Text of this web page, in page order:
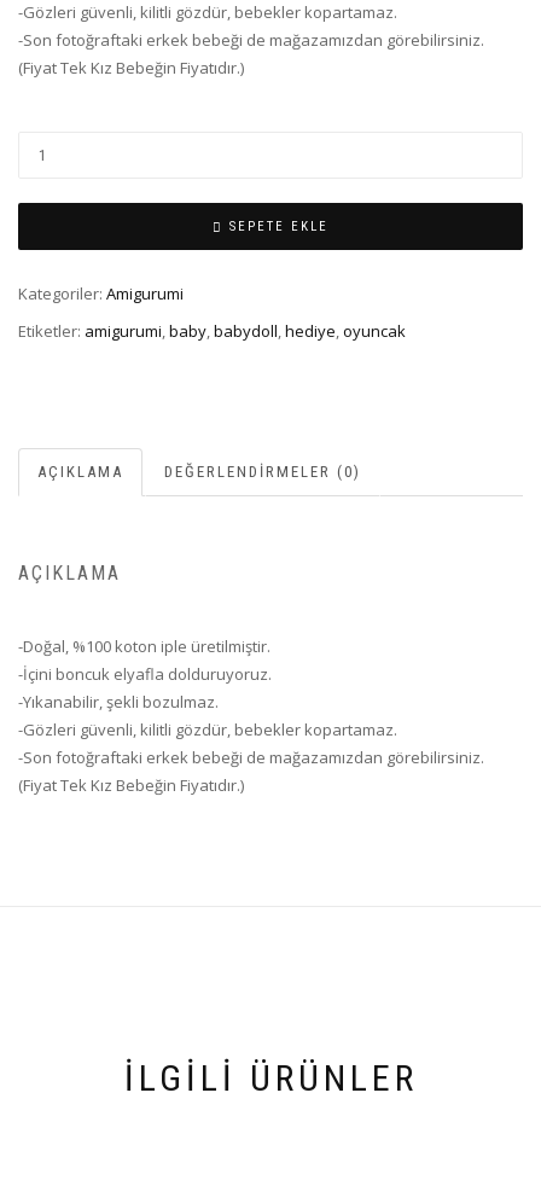
-Gözleri güvenli, kilitli gözdür, bebekler kopartamaz.
-Son fotoğraftaki erkek bebeği de mağazamızdan görebilirsiniz.
(Fiyat Tek Kız Bebeğin Fiyatıdır.)
SEPETE EKLE
Kategoriler: Amigurumi
Etiketler: amigurumi,baby,babydoll,hediye,oyuncak
AÇIKLAMA DEĞERLENDIRMELER (0)
AÇIKLAMA
-Doğal, %100 koton iple üretilmiştir.
-İçini boncuk elyafla dolduruyoruz.
-Yıkanabilir, şekli bozulmaz.
-Gözleri güvenli, kilitli gözdür, bebekler kopartamaz.
-Son fotoğraftaki erkek bebeği de mağazamızdan görebilirsiniz.
(Fiyat Tek Kız Bebeğin Fiyatıdır.)
İLGILI ÜRÜNLER